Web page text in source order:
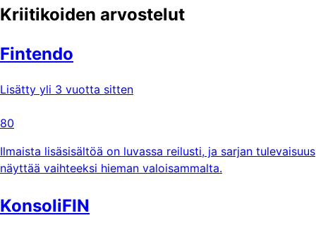
Kriitikoiden arvostelut
Fintendo
Lisätty yli 3 vuotta sitten
80
Ilmaista lisäsisältöä on luvassa reilusti, ja sarjan tulevaisuus
näyttää vaihteeksi hieman valoisammalta.
KonsoliFIN